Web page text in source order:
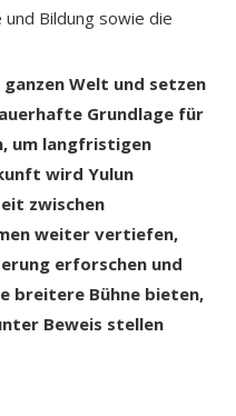
Bildung sowie die
ganzen Welt und setzen
Grundlage für
um langfristigen
wird Yulun
zwischen
weiter vertiefen,
erforschen und
breitere Bühne bieten,
Beweis stellen